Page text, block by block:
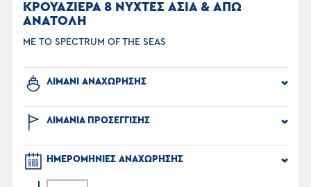
ΚΡΟΥΑΖΙΕΡΑ 8 ΝΥΧΤΕΣ ΑΣΙΑ & ΑΠΩ
ΑΝΑΤΟΛΗ
ΜΕ ΤΟ SPECTRUM OF THE SEAS
ΛΙΜΑΝΙ ΑΝΑΧΩΡΗΣΗΣ
ΛΙΜΑΝΙΑ ΠΡΟΣΕΓΓΙΣΗΣ
ΗΜΕΡΟΜΗΝΙΕΣ ΑΝΑΧΩΡΗΣΗΣ